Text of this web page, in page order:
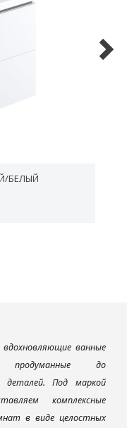
БЕЛЫЙ
ванные
продуманные до
деталей. Под маркой
комплексные
в виде целостных